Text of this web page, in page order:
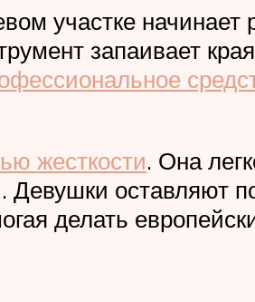
участке
запаивает
жесткости. Она
Девушки
делать